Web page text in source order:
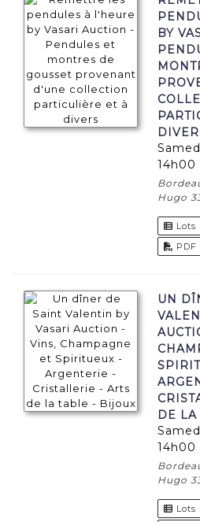
BY
samedi 09 mars 2019 à
14h00
Hugo
Lots
PDF
UN
DE
samedi 09 février 2019 à
14h00
Hugo
Lots